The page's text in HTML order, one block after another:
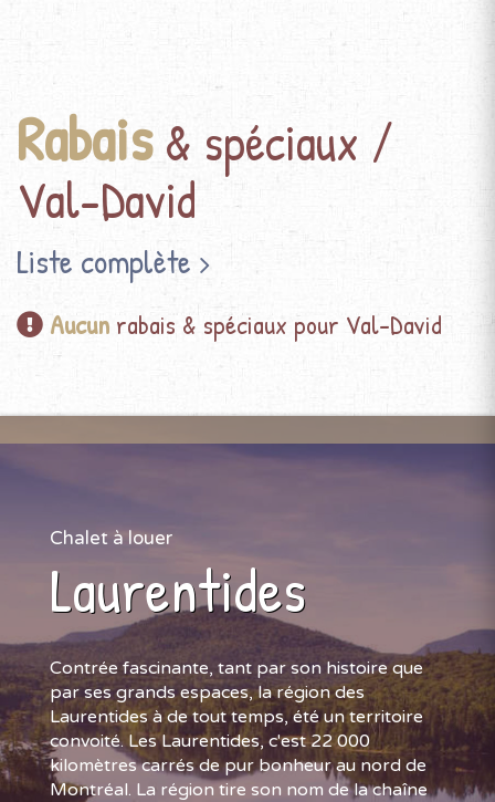
Rabais& spéciaux /
Val-David
Liste complète
Aucun rabais & spéciaux pour Val-David
Chalet à louer
Laurentides
Contrée fascinante, tant par son histoire que
par ses grands espaces, la région des
Laurentides à de tout temps, été un territoire
convoité. Les Laurentides, c'est 22 000
kilomètres carrés de pur bonheur au nord de
Montréal. La région tire son nom de la chaîne